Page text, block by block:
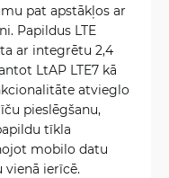
pat apstākļos ar
Papildus LTE
ar integrētu 2,4
LtAP LTE7 kā
atvieglo
pieslēgšanu,
tīkla
mobilo datu
vienā ierīcē.